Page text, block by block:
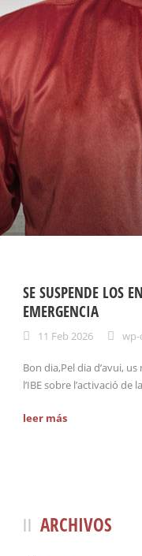
SE SUSPENDE LOS
EMERGENCIA
11 Feb 2026
Bon dia,Pel dia d’avui,
l’IBE sobre l’activació de
leer más
ARCHIVOS